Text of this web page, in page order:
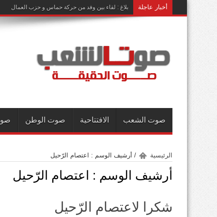
أخبار عاجلة بلاغ : لقاء بين وفد من حركة حماس و حزب العمال
صوت الشعب الافتتاحية صوت الوطن
الرئيسية / أرشيف الوسم : اعتصام الرّحيل
أرشيف الوسم : اعتصام الرّحيل
شكرا لاعتصام الرّحيل